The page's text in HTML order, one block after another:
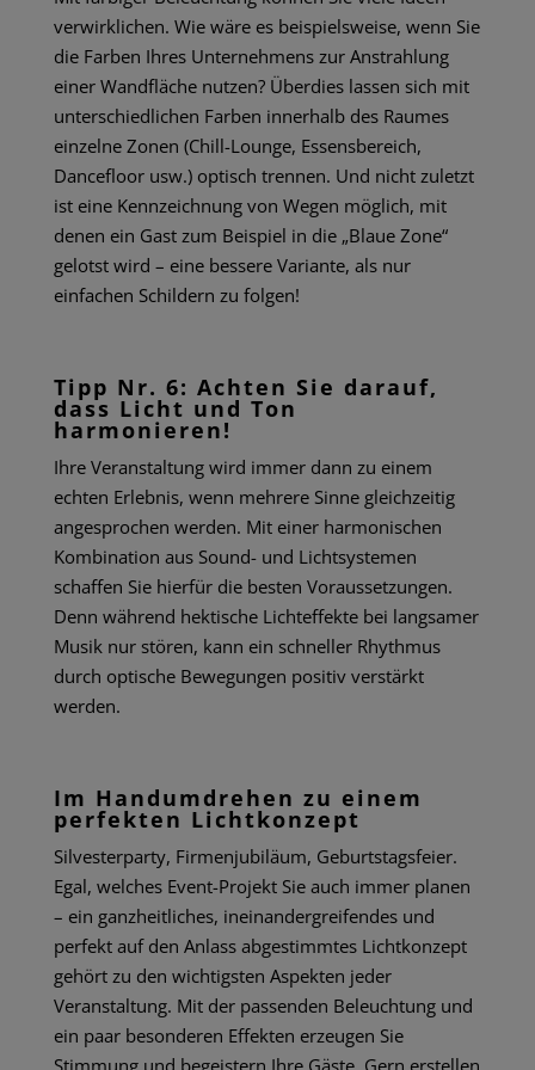
verwirklichen. Wie wäre es beispielsweise, wenn Sie
die Farben Ihres Unternehmens zur Anstrahlung
einer Wandfläche nutzen? Überdies lassen sich mit
unterschiedlichen Farben innerhalb des Raumes
einzelne Zonen (Chill-Lounge, Essensbereich,
Dancefloor usw.) optisch trennen. Und nicht zuletzt
ist eine Kennzeichnung von Wegen möglich, mit
denen ein Gast zum Beispiel in die „Blaue Zone“
gelotst wird – eine bessere Variante, als nur
einfachen Schildern zu folgen!
Tipp Nr. 6: Achten Sie darauf,
dass Licht und Ton
harmonieren!
Ihre Veranstaltung wird immer dann zu einem
echten Erlebnis, wenn mehrere Sinne gleichzeitig
angesprochen werden. Mit einer harmonischen
Kombination aus Sound- und Lichtsystemen
schaffen Sie hierfür die besten Voraussetzungen.
Denn während hektische Lichteffekte bei langsamer
Musik nur stören, kann ein schneller Rhythmus
durch optische Bewegungen positiv verstärkt
werden.
Im Handumdrehen zu einem
perfekten Lichtkonzept
Silvesterparty, Firmenjubiläum, Geburtstagsfeier.
Egal, welches Event-Projekt Sie auch immer planen
– ein ganzheitliches, ineinandergreifendes und
perfekt auf den Anlass abgestimmtes Lichtkonzept
gehört zu den wichtigsten Aspekten jeder
Veranstaltung. Mit der passenden Beleuchtungund
ein paar besonderen Effekten erzeugen Sie
Stimmung und begeistern Ihre Gäste. Gern erstellen